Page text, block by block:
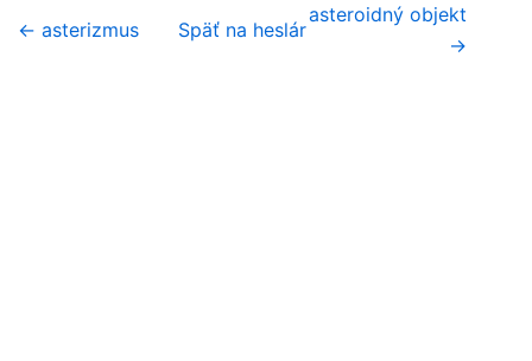
← asterizmus Späť na heslár
asteroidný objekt
→